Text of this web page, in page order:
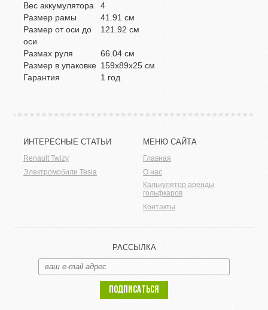
Вес аккумулятора
4
Размер рамы
41.91 см
Размер от оси до
оси
121.92 см
Размах руля
66.04 см
Размер в упаковке 159x89x25 см
Гарантия
1 год
ИНТЕРЕСНЫЕ СТАТЬИ
Renault Twizy
Электромобили Tesla
МЕНЮ САЙТА
Главная
О нас
Калькулятор аренды
гольфкаров
Контакты
РАССЫЛКА
ПОДПИСАТЬСЯ